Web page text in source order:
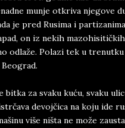
munje otkriva njegove
je pred Rusima i
on iz nekih
odlaže. Polazi tek u trenutku
bitka za svaku kuću, svaku
devojčica na koju ide
više ništa ne može